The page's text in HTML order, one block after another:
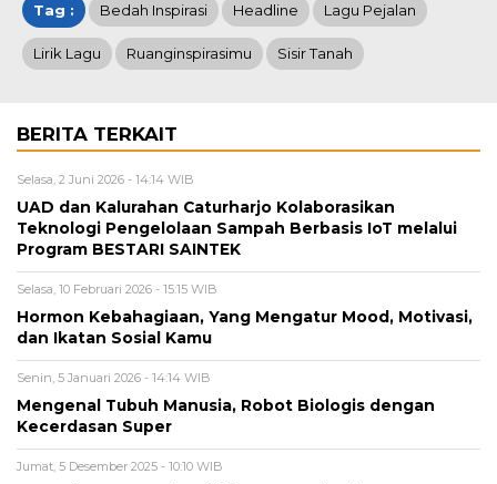
Tag : Bedah Inspirasi Headline Lagu Pejalan
Lirik Lagu Ruanginspirasimu Sisir Tanah
BERITA TERKAIT
Selasa, 2 Juni 2026 - 14:14 WIB
UAD dan Kalurahan Caturharjo Kolaborasikan
Teknologi Pengelolaan Sampah Berbasis IoT melalui
Program BESTARI SAINTEK
Selasa, 10 Februari 2026 - 15:15 WIB
Hormon Kebahagiaan, Yang Mengatur Mood, Motivasi,
dan Ikatan Sosial Kamu
Senin, 5 Januari 2026 - 14:14 WIB
Mengenal Tubuh Manusia, Robot Biologis dengan
Kecerdasan Super
Jumat, 5 Desember 2025 - 10:10 WIB